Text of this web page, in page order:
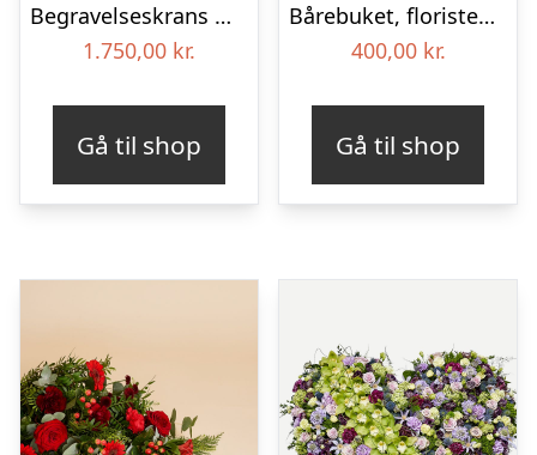
Begravelseskrans med hortensia og farverige detaljer – Blomster til begravelse
1.750,00 kr.
Gå til shop
Bårebuket, floristens valg – Blomster til begravelse
400,00 kr.
Gå til shop